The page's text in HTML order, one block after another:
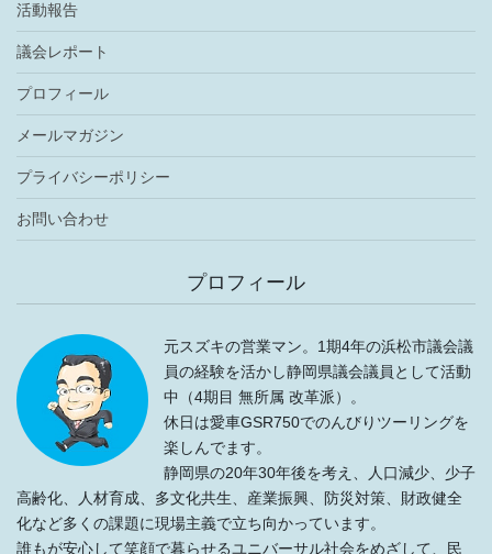
活動報告
議会レポート
プロフィール
メールマガジン
プライバシーポリシー
お問い合わせ
プロフィール
元スズキの営業マン。1期4年の浜松市議会議
員の経験を活かし静岡県議会議員として活動
中（4期目 無所属 改革派）。
休日は愛車GSR750でのんびりツーリングを
楽しんでます。
静岡県の20年30年後を考え、人口減少、少子
高齢化、人材育成、多文化共生、産業振興、防災対策、財政健全
化など多くの課題に現場主義で立ち向かっています。
誰もが安心して笑顔で暮らせるユニバーサル社会をめざして、民